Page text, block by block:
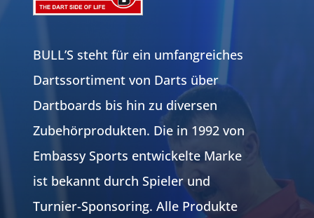
BULL’S steht für ein umfangreiches
Dartssortiment von Darts über
Dartboards bis hin zu diversen
Zubehörprodukten. Die in 1992 von
Embassy Sports entwickelte Marke
ist bekannt durch Spieler und
Turnier-Sponsoring. Alle Produkte